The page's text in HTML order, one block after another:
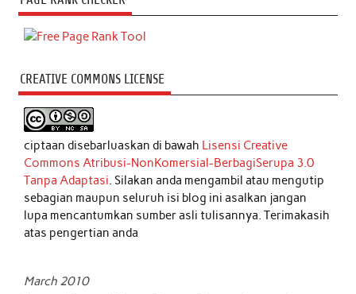
CREATIVE COMMONS LICENSE
ciptaan disebarluaskan di bawah Lisensi Creative
Commons Atribusi-NonKomersial-BerbagiSerupa 3.0
Tanpa Adaptasi. Silakan anda mengambil atau mengutip
sebagian maupun seluruh isi blog ini asalkan jangan
lupa mencantumkan sumber asli tulisannya. Terimakasih
atas pengertian anda
March 2010